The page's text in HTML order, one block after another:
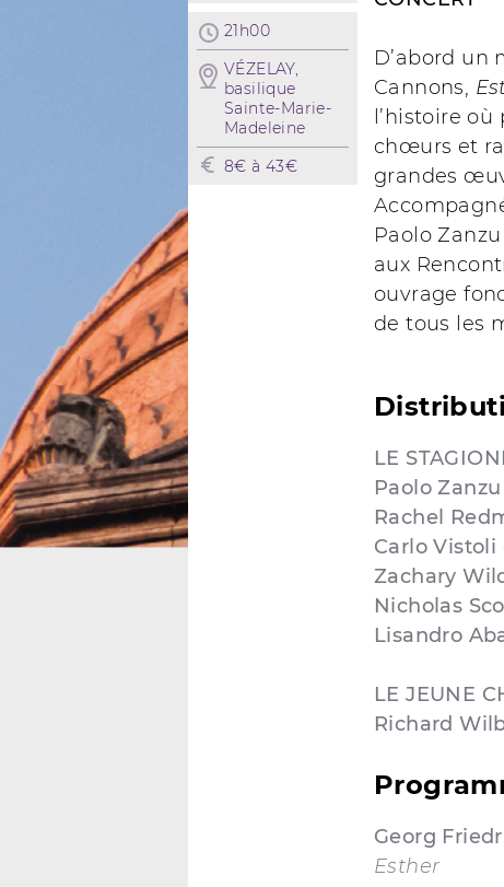
21h00
VÉZELAY,
basilique
Sainte-Marie-
Madeleine
8€ à 43€
D’abord un
Cannons,
l’histoire
chœurs et
grandes
Paolo
aux
ouvrage
de tous les
LE STAGIONI
Paolo Zanzu
Rachel
Carlo Vistoli
Zachary
Nicholas
Lisandro
LE JEUNE
Richard
Georg
Esther